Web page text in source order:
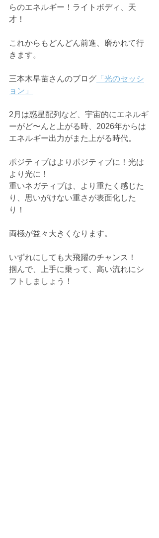
らのエネルギー！ライトボディ、天
才！
これからもどんどん前進、磨かれて行
きます。
三本木早苗さんのブログ 「光のセッシ
ョン」
2月は惑星配列など、宇宙的にエネルギ
ーがど〜んと上がる時、2026年からは
エネルギー出力がまた上がる時代。
ポジティブはよりポジティブに！光は
より光に！
重いネガティブは、より重たく感じた
り、思いがけない重さが表面化した
り！
両極が益々大きくなります。
いずれにしても大飛躍のチャンス！
掴んで、上手に乗って、高い流れにシ
フトしましょう！